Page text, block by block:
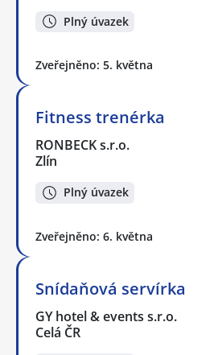
Plný úvazek
Zveřejněno: 5. května
Fitness trenérka
RONBECK s.r.o.
Zlín
Plný úvazek
Zveřejněno: 6. května
Snídaňová servírka
GY hotel & events s.r.o.
Celá ČR